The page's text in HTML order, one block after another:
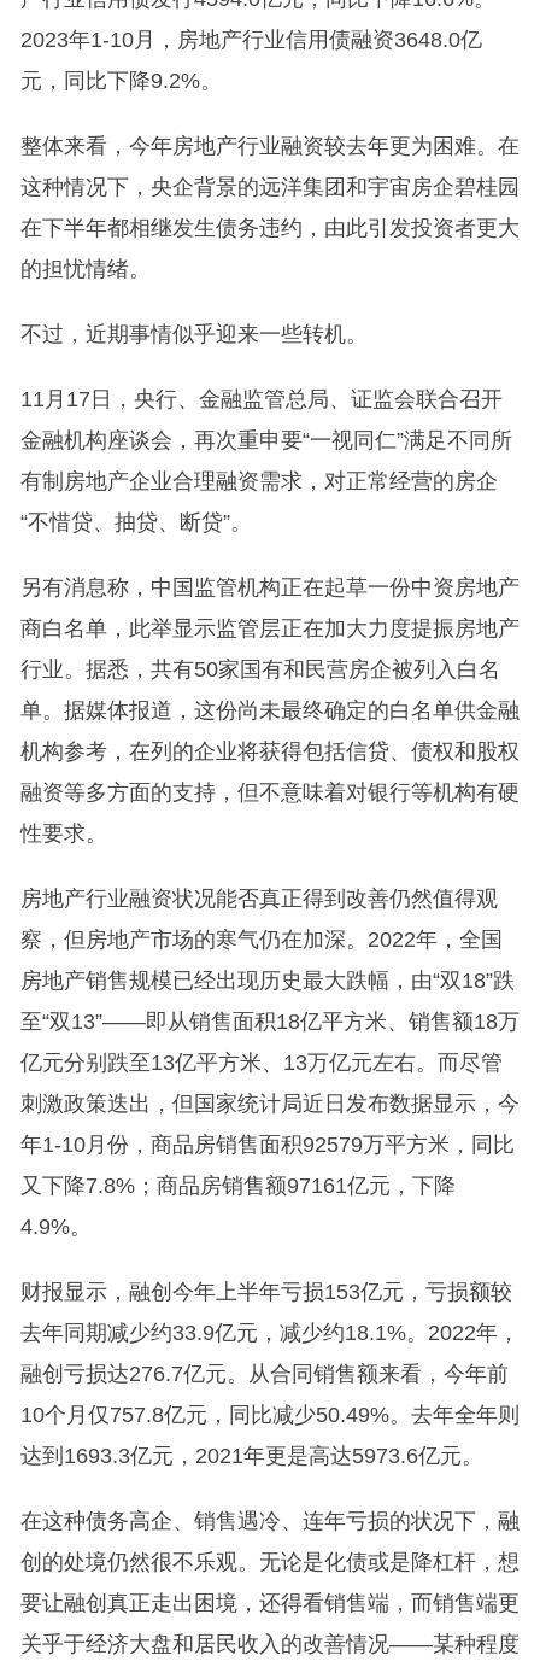
2023年1-10月，房地产行业信用债融资3648.0亿
元，同比下降9.2%。
整体来看，今年房地产行业融资较去年更为困难。在
这种情况下，央企背景的远洋集团和宇宙房企碧桂园
在下半年都相继发生债务违约，由此引发投资者更大
的担忧情绪。
不过，近期事情似乎迎来一些转机。
11月17日，央行、金融监管总局、证监会联合召开
金融机构座谈会，再次重申要“一视同仁”满足不同所
有制房地产企业合理融资需求，对正常经营的房企
“不惜贷、抽贷、断贷”。
另有消息称，中国监管机构正在起草一份中资房地产
商白名单，此举显示监管层正在加大力度提振房地产
行业。据悉，共有50家国有和民营房企被列入白名
单。据媒体报道，这份尚未最终确定的白名单供金融
机构参考，在列的企业将获得包括信贷、债权和股权
融资等多方面的支持，但不意味着对银行等机构有硬
性要求。
房地产行业融资状况能否真正得到改善仍然值得观
察，但房地产市场的寒气仍在加深。2022年，全国
房地产销售规模已经出现历史最大跌幅，由“双18”跌
至“双13”——即从销售面积18亿平方米、销售额18万
亿元分别跌至13亿平方米、13万亿元左右。而尽管
刺激政策迭出，但国家统计局近日发布数据显示，今
年1-10月份，商品房销售面积92579万平方米，同比
又下降7.8%；商品房销售额97161亿元，下降
4.9%。
财报显示，融创今年上半年亏损153亿元，亏损额较
去年同期减少约33.9亿元，减少约18.1%。2022年，
融创亏损达276.7亿元。从合同销售额来看，今年前
10个月仅757.8亿元，同比减少50.49%。去年全年则
达到1693.3亿元，2021年更是高达5973.6亿元。
在这种债务高企、销售遇冷、连年亏损的状况下，融
创的处境仍然很不乐观。无论是化债或是降杠杆，想
要让融创真正走出困境，还得看销售端，而销售端更
关乎于经济大盘和居民收入的改善情况——某种程度